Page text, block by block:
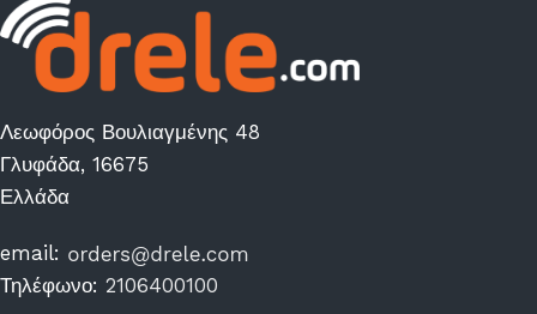
Λεωφόρος Βουλιαγμένης 48
Γλυφάδα, 16675
Ελλάδα
email:
Τηλέφωνο: 2106400100